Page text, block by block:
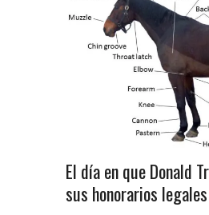
El día en que Donald
sus honorarios